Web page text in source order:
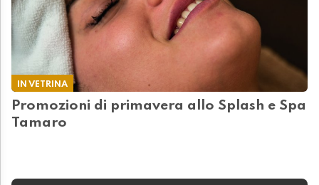
IN VETRINA
Promozioni di primavera allo Splash e Spa
Tamaro